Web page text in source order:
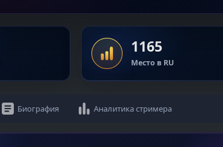
1165
Место в RU
Биография Аналитика стримера